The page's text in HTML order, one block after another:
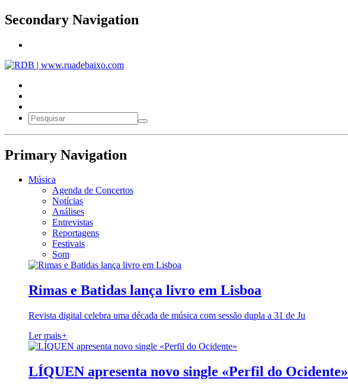
Secondary Navigation
Primary Navigation
Música
Agenda de Concertos
Notícias
Análises
Entrevistas
Reportagens
Festivais
Som
Rimas e Batidas lança livro em Lisboa
Revista digital celebra uma década de música com sessão dupla a 31 de Ju
Ler mais+
LÍQUEN apresenta novo single «Perfil do Ocidente»